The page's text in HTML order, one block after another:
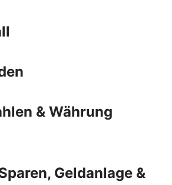
& Währung
Geldanlage &